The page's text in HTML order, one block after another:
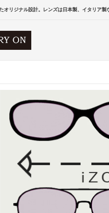
リジナル設計。レンズは日本製、イタリア製